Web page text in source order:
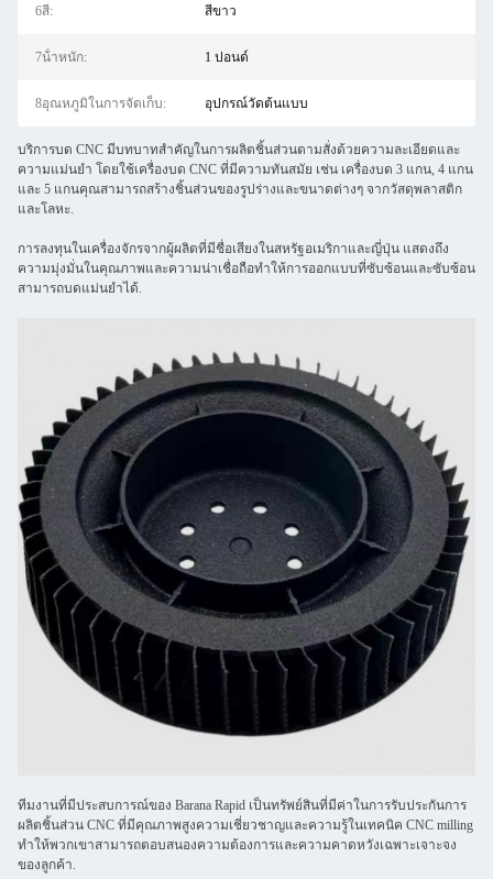
6สี: สีขาว
7น้ําหนัก: 1 ปอนด์
8อุณหภูมิในการจัดเก็บ: อุปกรณ์วัดต้นแบบ
บริการบด CNC มีบทบาทสําคัญในการผลิตชิ้นส่วนตามสั่งด้วยความละเอียดและ
ความแม่นยํา โดยใช้เครื่องบด CNC ที่มีความทันสมัย เช่น เครื่องบด 3 แกน, 4 แกน
และ 5 แกนคุณสามารถสร้างชิ้นส่วนของรูปร่างและขนาดต่างๆ จากวัสดุพลาสติก
และโลหะ.
การลงทุนในเครื่องจักรจากผู้ผลิตที่มีชื่อเสียงในสหรัฐอเมริกาและญี่ปุ่น แสดงถึง
ความมุ่งมั่นในคุณภาพและความน่าเชื่อถือทําให้การออกแบบที่ซับซ้อนและซับซ้อน
สามารถบดแม่นยําได้.
ทีมงานที่มีประสบการณ์ของ Barana Rapid เป็นทรัพย์สินที่มีค่าในการรับประกันการ
ผลิตชิ้นส่วน CNC ที่มีคุณภาพสูงความเชี่ยวชาญและความรู้ในเทคนิค CNC milling
ทําให้พวกเขาสามารถตอบสนองความต้องการและความคาดหวังเฉพาะเจาะจง
ของลูกค้า.